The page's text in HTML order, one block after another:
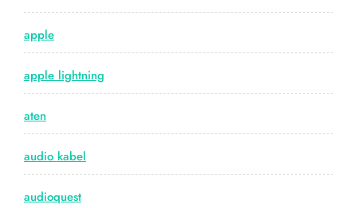
apple
apple lightning
aten
audio kabel
audioquest